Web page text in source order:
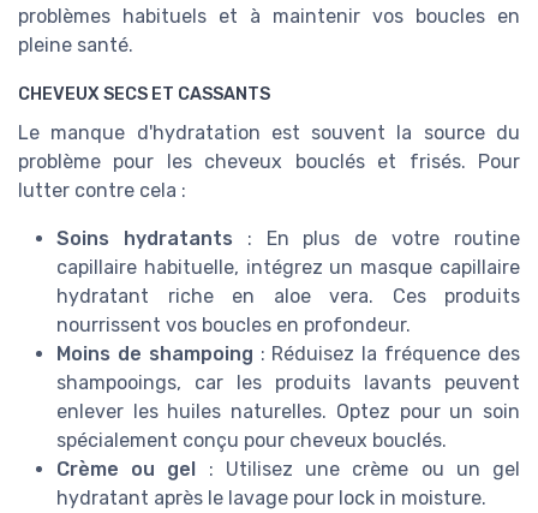
problèmes habituels et à maintenir vos boucles en
pleine santé.
CHEVEUX SECS ET CASSANTS
Le manque d'hydratation est souvent la source du
problème pour les cheveux bouclés et frisés. Pour
lutter contre cela :
Soins hydratants : En plus de votre routine
capillaire habituelle, intégrez un masque capillaire
hydratant riche en aloe vera. Ces produits
nourrissent vos boucles en profondeur.
Moins de shampoing : Réduisez la fréquence des
shampooings, car les produits lavants peuvent
enlever les huiles naturelles. Optez pour un soin
spécialement conçu pour cheveux bouclés.
Crème ou gel : Utilisez une crème ou un gel
hydratant après le lavage pour lock in moisture.